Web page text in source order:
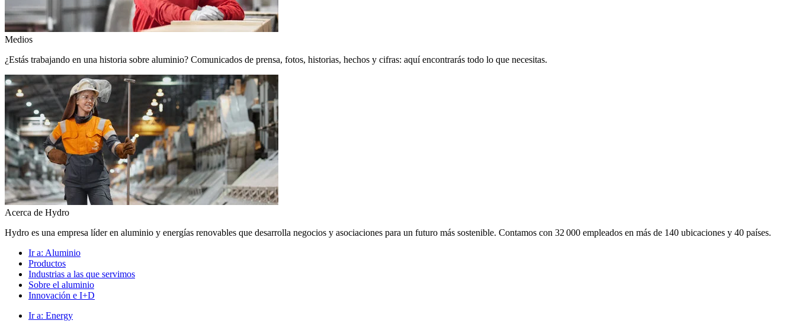
Medios
¿Estás trabajando en una historia sobre aluminio? Comunicados de prensa, fotos, historias, hechos y cifras: aquí encontrarás todo lo que necesitas.
Acerca de Hydro
Hydro es una empresa líder en aluminio y energías renovables que desarrolla negocios y asociaciones para un futuro más sostenible. Contamos con 32 000 empleados en más de 140 ubicaciones y 40 países.
Ir a: Aluminio
Productos
Industrias a las que servimos
Sobre el aluminio
Innovación e I+D
Ir a: Energy